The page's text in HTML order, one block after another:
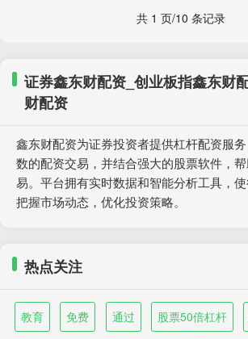
共 1 页/10 条记录
证券鑫东财配资_创业板指鑫东财
财配资
鑫东财配资为证券投资者提供杠杆配资服
数的配资交易，并结合强大的股票软件，
易。平台拥有实时数据和智能分析工具，
把握市场动态，优化投资策略。
热点关注
教育 免费 通过 股票50倍杠杆